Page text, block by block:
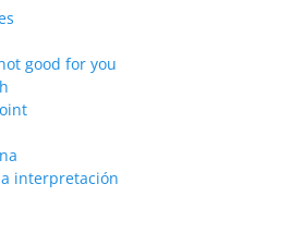
good for you
interpretación